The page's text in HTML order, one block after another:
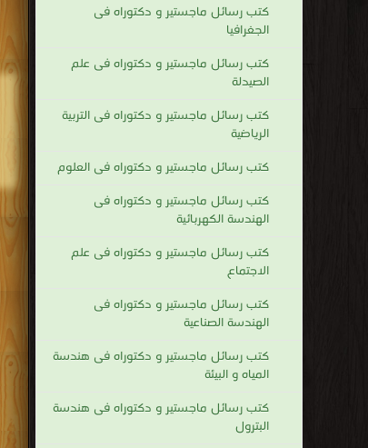
كتب رسائل ماجستير و دكتوراه فى
الجغرافيا
كتب رسائل ماجستير و دكتوراه فى علم
الصيدلة
كتب رسائل ماجستير و دكتوراه فى التربية
الرياضية
كتب رسائل ماجستير و دكتوراه فى العلوم
كتب رسائل ماجستير و دكتوراه فى
الهندسة الكهربائية
كتب رسائل ماجستير و دكتوراه فى علم
الاجتماع
كتب رسائل ماجستير و دكتوراه فى
الهندسة الصناعية
كتب رسائل ماجستير و دكتوراه فى هندسة
المياه و البيئة
كتب رسائل ماجستير و دكتوراه فى هندسة
البترول